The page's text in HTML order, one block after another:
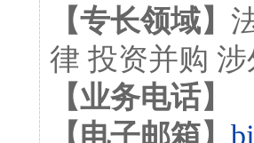
【专长领域】
律 投资并购
【业务电话】
【电子邮箱】